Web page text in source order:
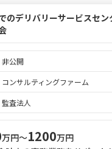
のデリバリーサービスセン
非公開
コンサルティングファーム
監査法人
万円〜1200万円